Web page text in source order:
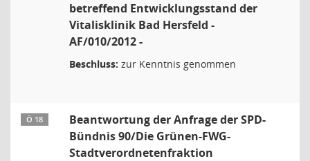
betreffend Entwicklungsstand der
Vitalisklinik Bad Hersfeld -
AF/010/2012 -
Beschluss: zur Kenntnis genommen
Ö 18
Beantwortung der Anfrage der SPD-
Bündnis 90/Die Grünen-FWG-
Stadtverordnetenfraktion